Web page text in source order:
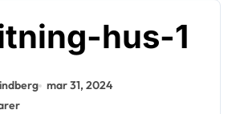
hus-1
mar 31, 2024